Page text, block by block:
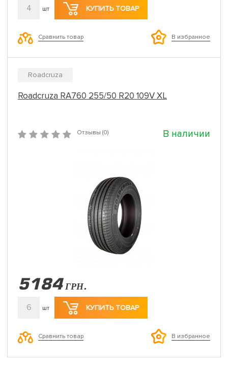
4 шт КУПИТЬ ТОВАР
Сравнить товар В избранное
Roadcruza
Roadcruza RA760 255/50 R20 109V XL
Отзывы (0) В наличии
5184 ГРН.
6 шт КУПИТЬ ТОВАР
Сравнить товар В избранное